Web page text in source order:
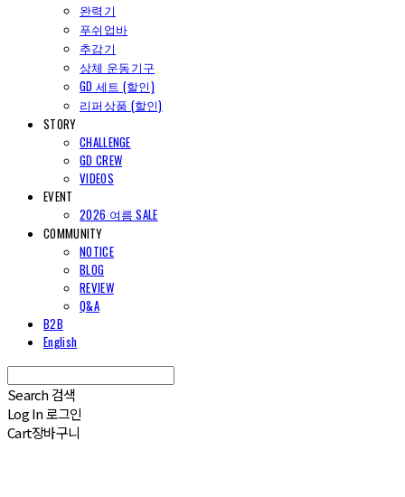
완력기
푸쉬업바
추감기
상체 운동기구
GD 세트 (할인)
리퍼상품 (할인)
STORY
CHALLENGE
GD CREW
VIDEOS
EVENT
2026 여름 SALE
COMMUNITY
NOTICE
BLOG
REVIEW
Q&A
B2B
English
Search 검색
Log In로그인
Cart장바구니